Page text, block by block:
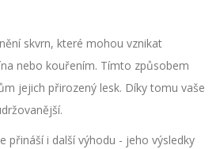
skvrn, které mohou vznikat
nebo kouřením. Tímto způsobem
jejich přirozený lesk. Díky tomu vaše
přináší i další výhodu - jeho výsledky